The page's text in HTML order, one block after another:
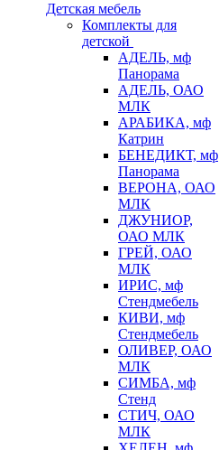
Детская мебель
Комплекты для
детской
АДЕЛЬ, мф
Панорама
АДЕЛЬ, ОАО
МЛК
АРАБИКА, мф
Катрин
БЕНЕДИКТ, мф
Панорама
ВЕРОНА, ОАО
МЛК
ДЖУНИОР,
ОАО МЛК
ГРЕЙ, ОАО
МЛК
ИРИС, мф
Стендмебель
КИВИ, мф
Стендмебель
ОЛИВЕР, ОАО
МЛК
СИМБА, мф
Стенд
СТИЧ, ОАО
МЛК